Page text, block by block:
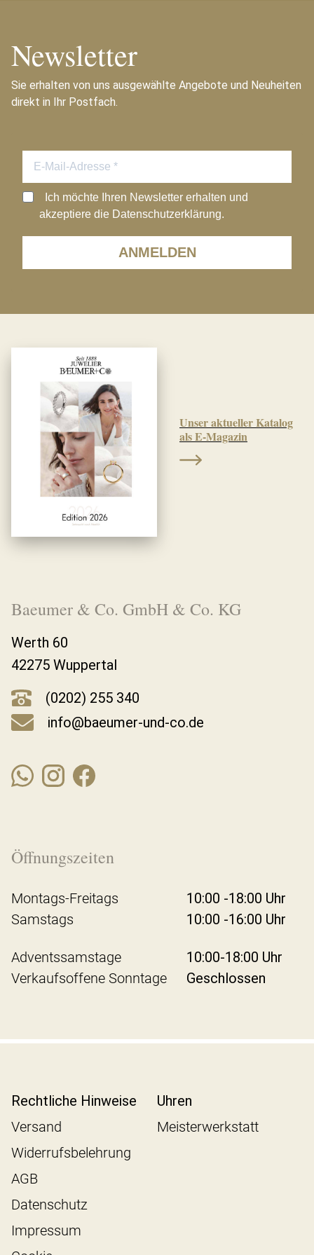
Newsletter
Sie erhalten von uns ausgewählte Angebote und Neuheiten
direkt in Ihr Postfach.
ANMELDEN
Ich möchte Ihren Newsletter erhalten und
akzeptiere die Datenschutzerklärung.
Unser aktueller Katalog
als E-Magazin
Baeumer & Co. GmbH & Co. KG
Werth 60
42275 Wuppertal
(0202) 255 340
info@baeumer-und-co.de
Öffnungszeiten
Montags-Freitags
10:00 -18:00 Uhr
Samstags
10:00 -16:00 Uhr
Adventssamstage
10:00-18:00 Uhr
Verkaufsoffene Sonntage
Geschlossen
Rechtliche Hinweise
Versand
Widerrufsbelehrung
AGB
Datenschutz
Impressum
Uhren
Meisterwerkstatt